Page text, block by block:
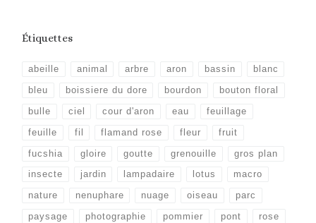
Étiquettes
abeille animal arbre aron bassin blanc
bleu boissiere du dore bourdon bouton floral
bulle ciel cour d'aron eau feuillage
feuille fil flamand rose fleur fruit
fucshia gloire goutte grenouille gros plan
insecte jardin lampadaire lotus macro
nature nenuphare nuage oiseau parc
paysage photographie pommier pont rose